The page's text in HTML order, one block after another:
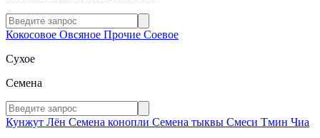
Кокосовое Овсяное Прочие Соевое
Сухое
Семена
Кунжут Лён Семена конопли Семена тыквы Смеси Тмин Чиа